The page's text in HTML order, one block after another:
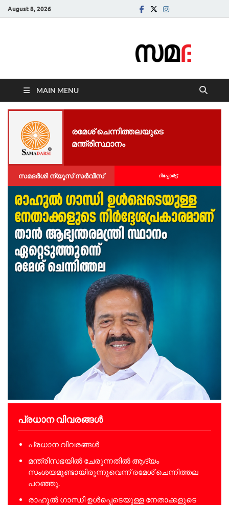
August 8, 2026
MAIN MENU
രമേശ് ചെന്നിത്തലയുടെ
മന്ത്രിസ്ഥാനം
സമദർശി ന്യൂസ് സർവീസ് റിപ്പോര്‍ട്ട്
പ്രധാന വിവരങ്ങൾ
പ്രധാന വിവരങ്ങൾ
മന്ത്രിസഭയിൽ ചേരുന്നതിൽ ആദ്യം
സംശയമുണ്ടായിരുന്നുവെന്ന് രമേശ് ചെന്നിത്തല
പറഞ്ഞു.
രാഹുൽ ഗാന്ധി ഉൾപ്പെടെയുള്ള നേതാക്കളുടെ